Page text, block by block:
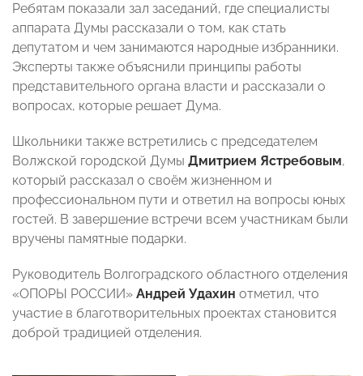
Ребятам показали зал заседаний, где специалисты
аппарата Думы рассказали о том, как стать
депутатом и чем занимаются народные избранники.
Эксперты также объяснили принципы работы
представительного органа власти и рассказали о
вопросах, которые решает Дума.
Школьники также встретились с председателем
Волжской городской Думы Дмитрием Ястребовым,
который рассказал о своём жизненном и
профессиональном пути и ответил на вопросы юных
гостей. В завершение встречи всем участникам были
вручены памятные подарки.
Руководитель Волгоградского областного отделения
«ОПОРЫ РОССИИ» Андрей Удахин отметил, что
участие в благотворительных проектах становится
доброй традицией отделения.